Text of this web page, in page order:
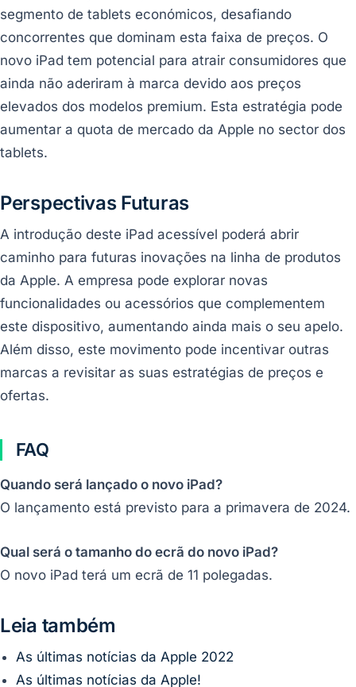
segmento de tablets económicos, desafiando
concorrentes que dominam esta faixa de preços. O
novo iPad tem potencial para atrair consumidores que
ainda não aderiram à marca devido aos preços
elevados dos modelos premium. Esta estratégia pode
aumentar a quota de mercado da Apple no sector dos
tablets.
Perspectivas Futuras
A introdução deste iPad acessível poderá abrir
caminho para futuras inovações na linha de produtos
da Apple. A empresa pode explorar novas
funcionalidades ou acessórios que complementem
este dispositivo, aumentando ainda mais o seu apelo.
Além disso, este movimento pode incentivar outras
marcas a revisitar as suas estratégias de preços e
ofertas.
FAQ
Quando será lançado o novo iPad?
O lançamento está previsto para a primavera de 2024.
Qual será o tamanho do ecrã do novo iPad?
O novo iPad terá um ecrã de 11 polegadas.
Leia também
As últimas notícias da Apple 2022
As últimas notícias da Apple!